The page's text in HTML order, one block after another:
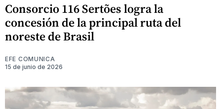
Consorcio 116 Sertões logra la
concesión de la principal ruta del
noreste de Brasil
EFE COMUNICA
15 de junio de 2026